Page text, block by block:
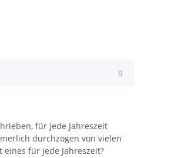
für jede Jahreszeit
durchzogen von vielen
für jede Jahreszeit?